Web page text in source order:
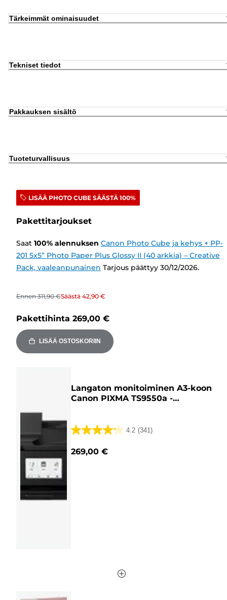
Tärkeimmät ominaisuudet
Tekniset tiedot
Pakkauksen sisältö
Tuoteturvallisuus
LISÄÄ PHOTO CUBE SÄÄSTÄ 100%
Pakettitarjoukset
Saat 100% alennuksen Canon Photo Cube ja kehys + PP-
201 5x5” Photo Paper Plus Glossy II (40 arkkia) – Creative
Pack, vaaleanpunainen Tarjous päättyy 30/12/2026.
Ennen311,90 €Säästä 42,90 €
Pakettihinta 269,00 €
LISÄÄ OSTOSKORIIN
Langaton monitoiminen A3-koon
Canon PIXMA TS9550a -
4.2 (341)
4.2/5
tähteä.
269,00 €